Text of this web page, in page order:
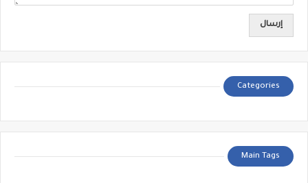
Categories
Main Tags